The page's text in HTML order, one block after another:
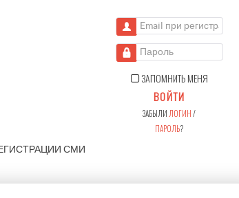
СМИ
Email при регистрации
Пароль
ЗАПОМНИТЬ МЕНЯ
ВОЙТИ
ЗАБЫЛИ ЛОГИН/
ПАРОЛЬ?